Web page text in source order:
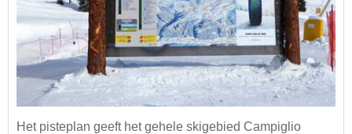
Het pisteplan geeft het gehele skigebied Campiglio